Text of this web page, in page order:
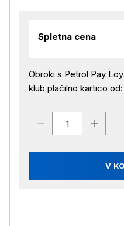
Spletna cena
Obroki s Petrol Pay
klub plačilno kartico od:
V